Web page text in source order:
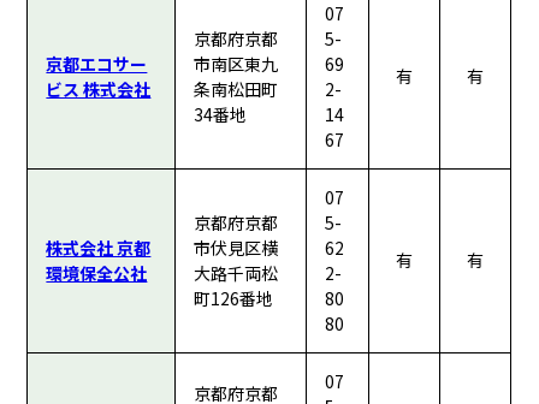
京都エコサー
ビス 株式会社
京都府京都
市南区東九
条南松田町
34番地
07
5-
69
2-
14
67
有 有
株式会社 京都
環境保全公社
京都府京都
市伏見区横
大路千両松
町126番地
07
5-
62
2-
80
80
有 有
京都府京都
07